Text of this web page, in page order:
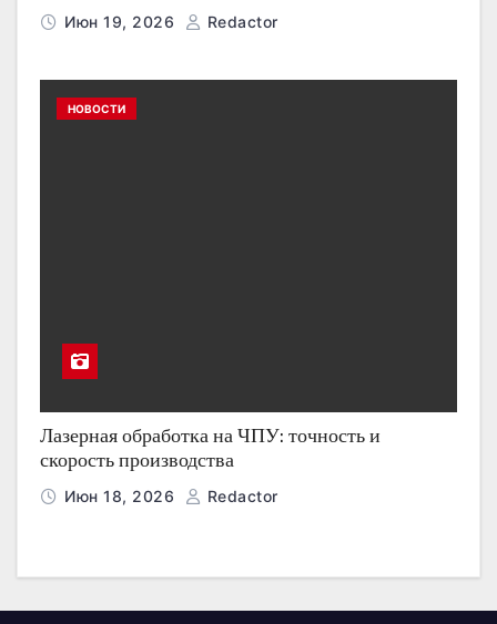
Июн 19, 2026 Redactor
НОВОСТИ
Лазерная обработка на ЧПУ: точность и
скорость производства
Июн 18, 2026 Redactor